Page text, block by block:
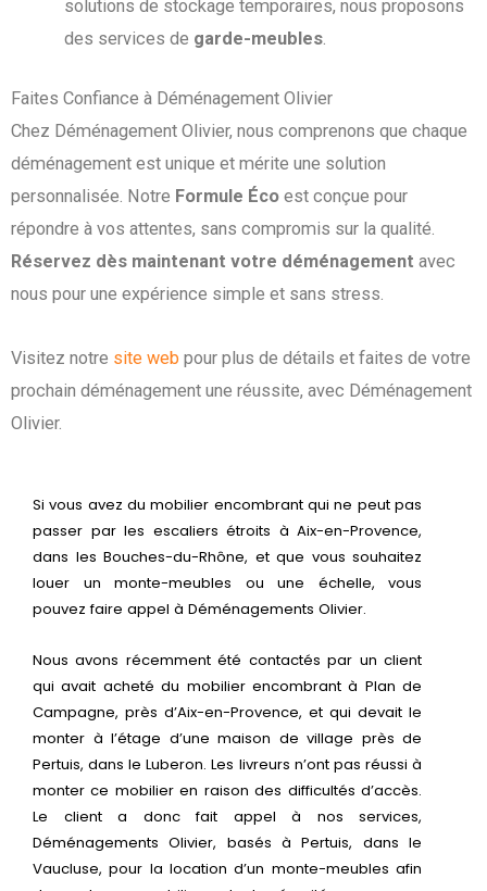
solutions de stockage temporaires, nous proposons
des services de garde-meubles.
Faites Confiance à Déménagement Olivier
Chez Déménagement Olivier, nous comprenons que chaque
déménagement est unique et mérite une solution
personnalisée. Notre Formule Éco est conçue pour
répondre à vos attentes, sans compromis sur la qualité.
Réservez dès maintenant votre déménagement avec
nous pour une expérience simple et sans stress.
Visitez notre site web pour plus de détails et faites de votre
prochain déménagement une réussite, avec Déménagement
Olivier.
Si vous avez du mobilier encombrant qui ne peut pas
passer par les escaliers étroits à Aix-en-Provence,
dans les Bouches-du-Rhône, et que vous souhaitez
louer un monte-meubles ou une échelle, vous
pouvez faire appel à Déménagements Olivier.
Nous avons récemment été contactés par un client
qui avait acheté du mobilier encombrant à Plan de
Campagne, près d’Aix-en-Provence, et qui devait le
monter à l’étage d’une maison de village près de
Pertuis, dans le Luberon. Les livreurs n’ont pas réussi à
monter ce mobilier en raison des difficultés d’accès.
Le client a donc fait appel à nos services,
Déménagements Olivier, basés à Pertuis, dans le
Vaucluse, pour la location d’un monte-meubles afin